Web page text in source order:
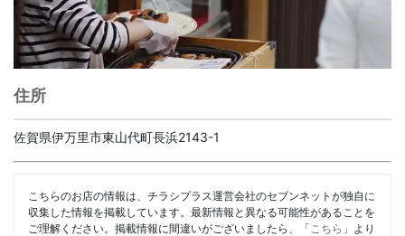
住所
佐賀県伊万里市東山代町長浜2143-1
こちらのお店の情報は、チラシプラス運営会社のセブンネットが独自に
収集した情報を掲載しています。最新情報と異なる可能性があることを
ご理解ください。掲載情報に間違いがございましたら、「 こちら 」より